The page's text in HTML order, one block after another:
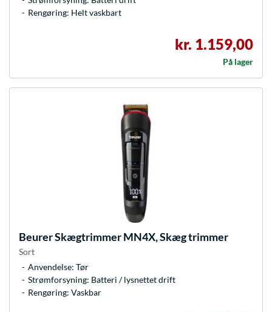
Rengøring: Helt vaskbart
kr. 1.159,00
På lager
BeurerSkægtrimmer MN4X, Skæg trimmer
Sort
Anvendelse: Tør
Strømforsyning: Batteri / lysnettet drift
Rengøring: Vaskbar